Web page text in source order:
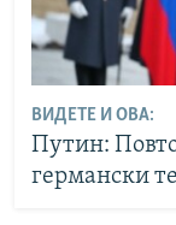
ВИДЕТЕ И ОВА:
Путин:
германски